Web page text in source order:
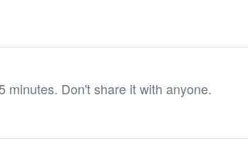
minutes. Don't share it with anyone.